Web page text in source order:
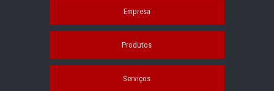
Empresa
Produtos
Serviços